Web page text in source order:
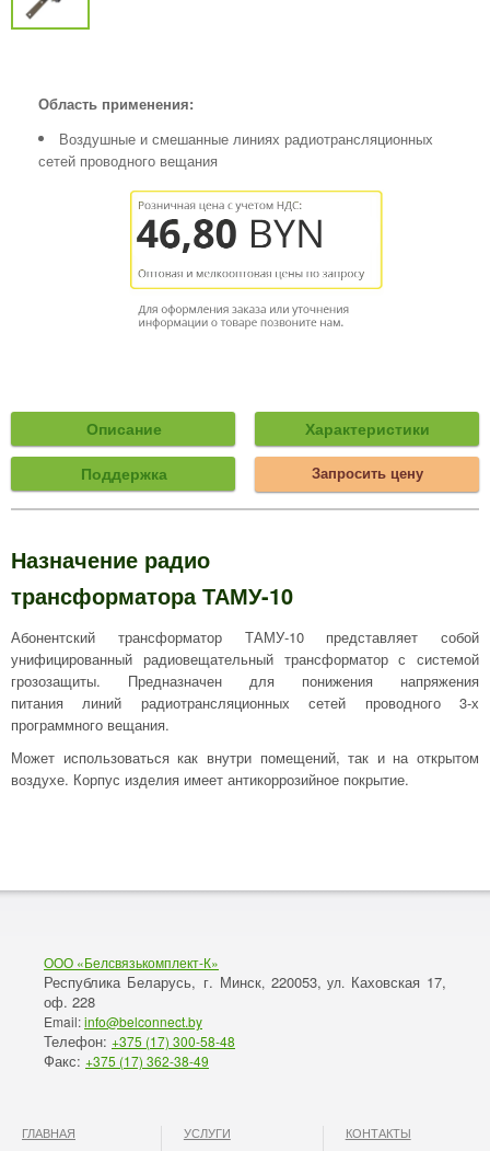
Область применения:
Воздушные и смешанные линиях радиотрансляционных
сетей проводного вещания
Описание Характеристики
Поддержка Запросить цену
Назначение радио
трансформатора ТАМУ-10
Абонентский трансформатор ТАМУ-10 представляет собой
унифицированный радиовещательный трансформатор с системой
грозозащиты. Предназначен для понижения напряжения
питания линий радиотрансляционных сетей проводного 3-х
программного вещания.
Может использоваться как внутри помещений, так и на открытом
воздухе. Корпус изделия имеет антикоррозийное покрытие.
ООО «Белсвязькомплект-К»
Республика Беларусь, г. Минск, 220053, ул. Каховская 17,
оф. 228
Email:info@belconnect.by
Телефон: +375 (17) 300-58-48
Факс: +375 (17) 362-38-49
ГЛАВНАЯ
УСЛУГИ
КОНТАКТЫ